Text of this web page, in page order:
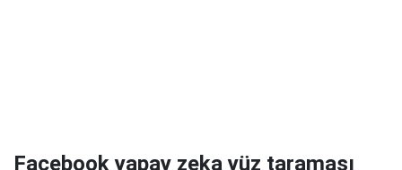
Facebook yapay zeka yüz taraması